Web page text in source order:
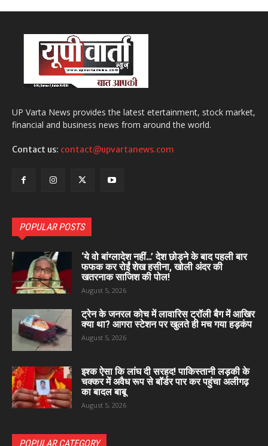
UP Varta News provides the latest etertainment, stock market,
financial and business news from around the world.
Contact us: contact@upvartanews.com
POPULAR POSTS
‘ये वो बांग्लादेश नहीं…’ देश छोड़ने के बाद पहली बार
फफक कर रोईं शेख हसीना, खोली अंदर की
खतरनाक साजिश की पोल!
August 5, 2026
ट्रेन के जनरल कोच में लावारिस ट्रॉली बैग में आखिर
क्या था? आगरा स्टेशन पर खुलते ही मच गया हड़कंप
August 5, 2026
इश्क ऐसा कि लांघ दी सरहद! पाकिस्तानी लड़की के
चक्कर में अवैध रूप से बॉर्डर पार कर पहुंचा अलीगढ़
का बादल बाबू
August 5, 2026
POPULAR CATEGORY